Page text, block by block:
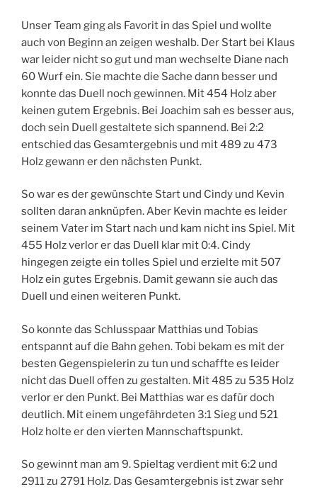
Unser Team ging als Favorit in das Spiel und wollte
auch von Beginn an zeigen weshalb. Der Start bei Klaus
war leider nicht so gut und man wechselte Diane nach
60 Wurf ein. Sie machte die Sache dann besser und
konnte das Duell noch gewinnen. Mit 454 Holz aber
keinen gutem Ergebnis. Bei Joachim sah es besser aus,
doch sein Duell gestaltete sich spannend. Bei 2:2
entschied das Gesamtergebnis und mit 489 zu 473
Holz gewann er den nächsten Punkt.
So war es der gewünschte Start und Cindy und Kevin
sollten daran anknüpfen. Aber Kevin machte es leider
seinem Vater im Start nach und kam nicht ins Spiel. Mit
455 Holz verlor er das Duell klar mit 0:4. Cindy
hingegen zeigte ein tolles Spiel und erzielte mit 507
Holz ein gutes Ergebnis. Damit gewann sie auch das
Duell und einen weiteren Punkt.
So konnte das Schlusspaar Matthias und Tobias
entspannt auf die Bahn gehen. Tobi bekam es mit der
besten Gegenspielerin zu tun und schaffte es leider
nicht das Duell offen zu gestalten. Mit 485 zu 535 Holz
verlor er den Punkt. Bei Matthias war es dafür doch
deutlich. Mit einem ungefährdeten 3:1 Sieg und 521
Holz holte er den vierten Mannschaftspunkt.
So gewinnt man am 9. Spieltag verdient mit 6:2 und
2911 zu 2791 Holz. Das Gesamtergebnis ist zwar sehr